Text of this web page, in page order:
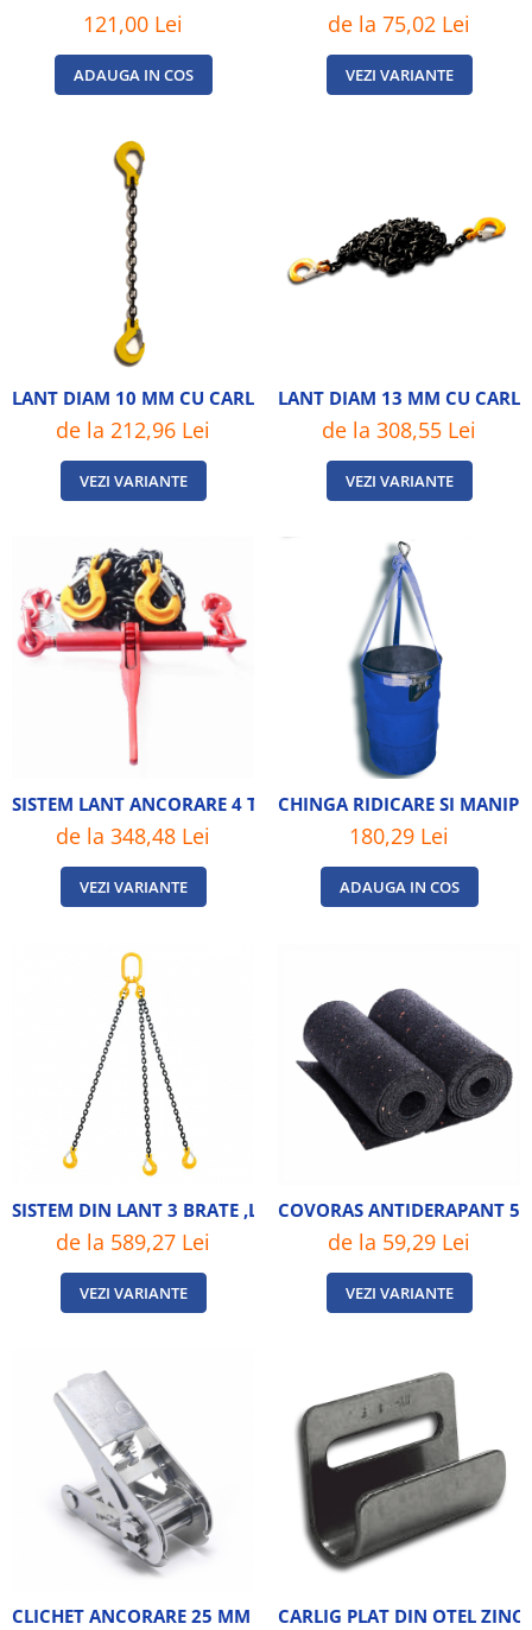
121,00 Lei
ADAUGA IN COS
de la 75,02 Lei
VEZI VARIANTE
LANT DIAM 10 MM CU CARLIGE CU SIGURANTA
de la 212,96 Lei
VEZI VARIANTE
LANT DIAM 13 MM CU
de la 308,55 Lei
VEZI VARIANTE
SISTEM LANT ANCORARE 4 TONE
de la 348,48 Lei
VEZI VARIANTE
CHINGA RIDICARE SI
180,29 Lei
ADAUGA IN COS
SISTEM DIN LANT 3 BRATE ,LANT 10 MM
de la 589,27 Lei
VEZI VARIANTE
COVORAS ANTIDERAPANT
de la 59,29 Lei
VEZI VARIANTE
CLICHET ANCORARE 25 MM - 0.8 TONE